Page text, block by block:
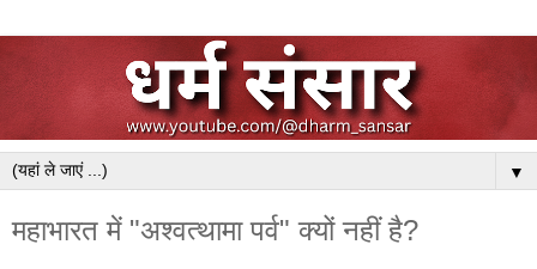
▼
महाभारत में "अश्वत्थामा पर्व" क्यों नहीं है?